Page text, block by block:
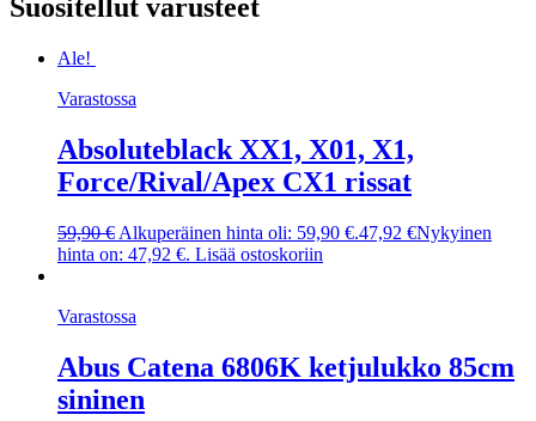
Suositellut varusteet
Ale!
Varastossa
Absoluteblack XX1, X01, X1,
Force/Rival/Apex CX1 rissat
59,90€ Alkuperäinen hinta oli: 59,90 €.47,92 €Nykyinen
hinta on: 47,92 €. Lisää ostoskoriin
Varastossa
Abus Catena 6806K ketjulukko 85cm
sininen